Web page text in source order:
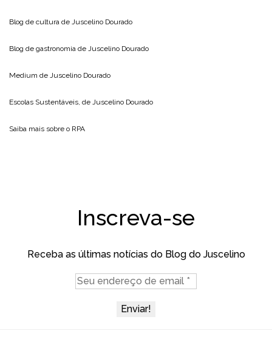
Blog de cultura de Juscelino Dourado
Blog de gastronomia de Juscelino Dourado
Medium de Juscelino Dourado
Escolas Sustentáveis, de Juscelino Dourado
Saiba mais sobre o RPA
Inscreva-se
Receba as últimas notícias do Blog do Juscelino